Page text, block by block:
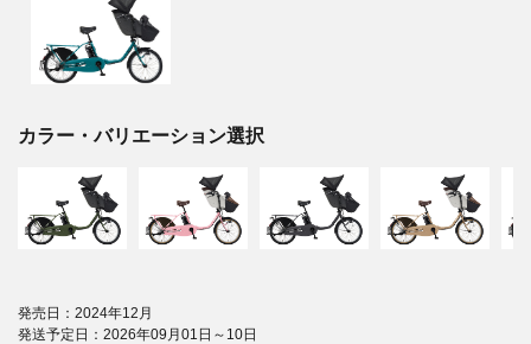
カラー・バリエーション選択
発売日：2024年12月
発送予定日：2026年09月01日～10日